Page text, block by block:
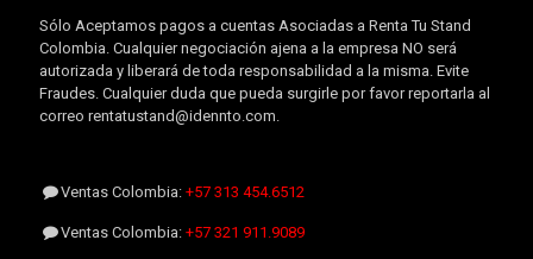
Sólo Aceptamos pagos a cuentas Asociadas a Renta Tu Stand
Colombia. Cualquier negociación ajena a la empresa NO será
autorizada y liberará de toda responsabilidad a la misma. Evite
Fraudes. Cualquier duda que pueda surgirle por favor reportarla al
correo rentatustand@idennto.com.
Ventas Colombia:+57 313 454.6512
Ventas Colombia:+57 321 911.9089